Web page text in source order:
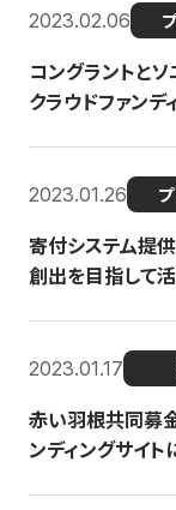
2023.02.06
コングラントと
クラウドファン
2023.01.26
寄付システム提
創出を目指して
2023.01.17
赤い羽根共同募
ンディングサイト